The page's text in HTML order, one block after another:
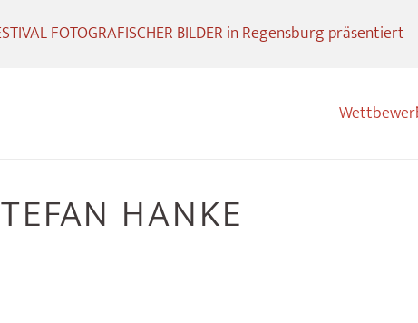
FOTOGRAFISCHER BILDER in Regensburg präsentiert
HANKE